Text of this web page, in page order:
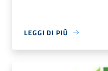
LEGGI DI PIÙ